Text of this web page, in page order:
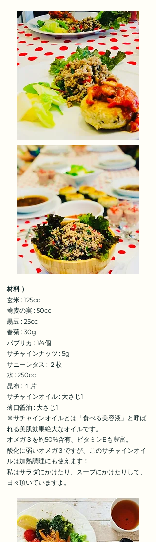
材料 ）
玄米 : 125cc
蕎麦の実 : 50cc
黒豆 : 25cc
春菊 : 30g
パプリカ : 1/4個
サチャインナッツ : 5g
サニーレタス : ２枚
水 : 250cc
昆布 : １片
サチャインオイル : 大さじ1
薄口醤油 : 大さじ1
※サチャインオイルとは「食べる美容液」と呼ば
れる美肌効果絶大なオイルです。
オメガ３を約50%含有、ビタミンEも豊富。
酸化に弱いオメガ３ですが、このサチャインオイ
ルは加熱調理にも使えます！
私はサラダにかけたり、スープにかけたりして、
日々頂いていますよ。